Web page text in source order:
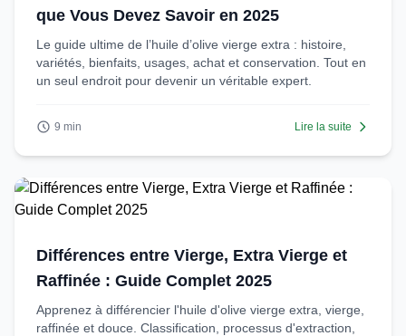
que Vous Devez Savoir en 2025
Le guide ultime de l’huile d’olive vierge extra : histoire,
variétés, bienfaits, usages, achat et conservation. Tout en
un seul endroit pour devenir un véritable expert.
9 min Lire la suite
Différences entre Vierge, Extra Vierge et
Raffinée : Guide Complet 2025
Apprenez à différencier l'huile d'olive vierge extra, vierge,
raffinée et douce. Classification, processus d'extraction,